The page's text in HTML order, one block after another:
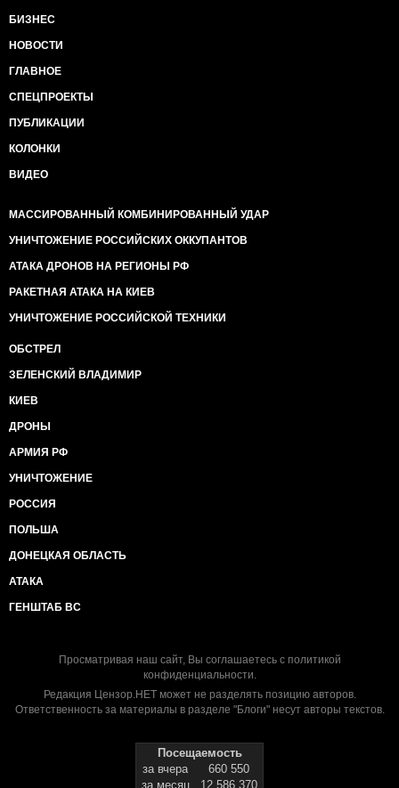
БИЗНЕС
НОВОСТИ
ГЛАВНОЕ
СПЕЦПРОЕКТЫ
ПУБЛИКАЦИИ
КОЛОНКИ
ВИДЕО
МАССИРОВАННЫЙ КОМБИНИРОВАННЫЙ УДАР
УНИЧТОЖЕНИЕ РОССИЙСКИХ ОККУПАНТОВ
АТАКА ДРОНОВ НА РЕГИОНЫ РФ
РАКЕТНАЯ АТАКА НА КИЕВ
УНИЧТОЖЕНИЕ РОССИЙСКОЙ ТЕХНИКИ
ОБСТРЕЛ
ЗЕЛЕНСКИЙ ВЛАДИМИР
КИЕВ
ДРОНЫ
АРМИЯ РФ
УНИЧТОЖЕНИЕ
РОССИЯ
ПОЛЬША
ДОНЕЦКАЯ ОБЛАСТЬ
АТАКА
ГЕНШТАБ ВС
Просматривая наш сайт, Вы соглашаетесь с политикой
конфиденциальности.
Редакция Цензор.НЕТ может не разделять позицию авторов.
Ответственность за материалы в разделе "Блоги" несут авторы текстов.
Посещаемость
за вчера
660 550
за месяц
12 586 370